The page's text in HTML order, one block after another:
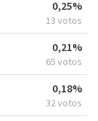
0,25%
13 votos
0,21%
65 votos
0,18%
32 votos